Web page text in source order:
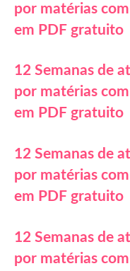
por matérias
em PDF gratuito
12 Semanas de
por matérias
em PDF gratuito
12 Semanas de
por matérias
em PDF gratuito
12 Semanas de
por matérias